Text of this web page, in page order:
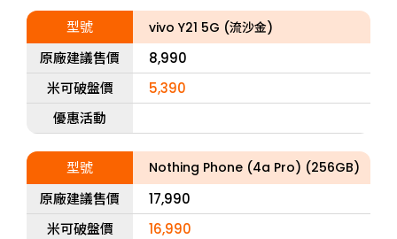
型號 vivo Y21 5G (流沙金)
原廠建議售價
8,990
米可破盤價
5,390
優惠活動
型號 Nothing Phone (4a Pro) (256GB)
原廠建議售價
17,990
米可破盤價
16,990